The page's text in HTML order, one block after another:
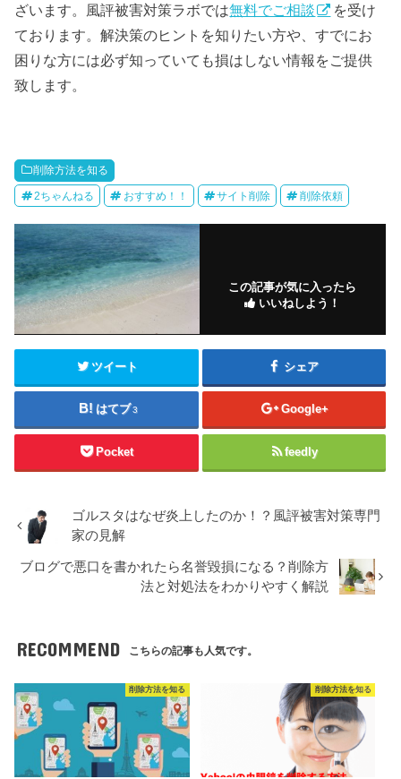
ざいます。風評被害対策ラボでは無料でご相談
を受け
ております。解決策のヒントを知りたい方や、すでにお
困りな方には必ず知っていても損はしない情報をご提供
致します。
削除方法を知る
2ちゃんねる おすすめ！！ サイト削除 削除依頼
この記事が気に入ったら
いいねしよう！
ツイート シェア
はてブ 3 Google+
Pocket feedly
ゴルスタはなぜ炎上したのか！？風評被害対策専門
家の見解
ブログで悪口を書かれたら名誉毀損になる？削除方
法と対処法をわかりやすく解説
RECOMMEND こちらの記事も人気です。
削除方法を知る 削除方法を知る